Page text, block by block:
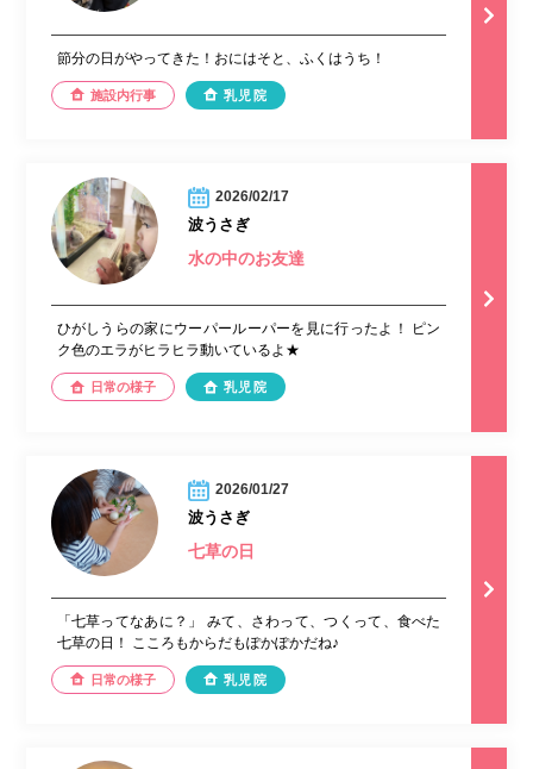
節分の日がやってきた！おにはそと、ふくはうち！
施設内行事 乳児院
2026/02/17
波うさぎ
水の中のお友達
ひがしうらの家にウーパールーパーを見に行ったよ！ ピン
ク色のエラがヒラヒラ動いているよ★
日常の様子 乳児院
2026/01/27
波うさぎ
七草の日
「七草ってなあに？」 みて、さわって、つくって、食べた
七草の日！ こころもからだもぽかぽかだね♪
日常の様子 乳児院